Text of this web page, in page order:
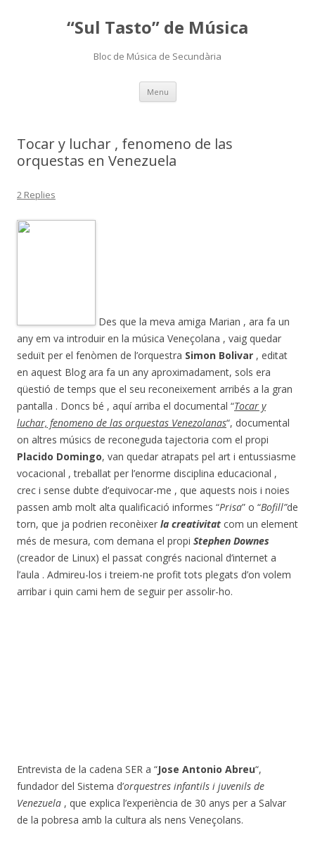
“Sul Tasto” de Música
Bloc de Música de Secundària
Menu Skip
content
Tocar y luchar , fenomeno de las
orquestas en Venezuela
2 Replies
Des que la meva amiga Marian , ara fa un
any em va introduir en la música Veneçolana , vaig quedar
seduït per el fenòmen de l’orquestra Simon Bolivar , editat
en aquest Blog ara fa un any aproximadament, sols era
qüestió de temps que el seu reconeixement arribés a la gran
pantalla . Doncs bé , aquí arriba el documental “Tocar y
luchar, fenomeno de las orquestas Venezolanas“, documental
on altres músics de reconeguda tajectoria com el propi
Placido Domingo, van quedar atrapats pel art i entussiasme
vocacional , treballat per l’enorme disciplina educacional ,
crec i sense dubte d’equivocar-me , que aquests nois i noies
passen amb molt alta qualificació informes “Prisa” o “Bofill”de
torn, que ja podrien reconèixer la creativitat com un element
més de mesura, com demana el propi Stephen Downes
(creador de Linux) el passat congrés nacional d’internet a
l’aula . Admireu-los i treiem-ne profit tots plegats d’on volem
arribar i quin cami hem de seguir per assolir-ho.
Entrevista de la cadena SER a “Jose Antonio Abreu“,
fundador del Sistema d’orquestres infantils i juvenils de
Venezuela , que explica l’experiència de 30 anys per a Salvar
de la pobresa amb la cultura als nens Veneçolans.